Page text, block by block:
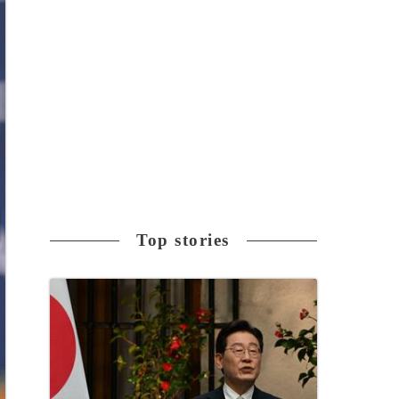
Top stories